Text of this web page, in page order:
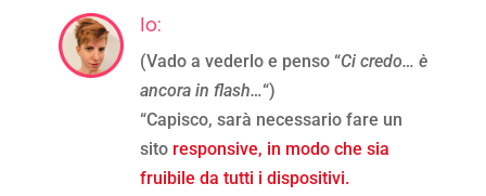
Io:
(Vado a vederlo e penso “Ci credo… è
ancora in flash…“)
“Capisco, sarà necessario fare un
sito responsive, in modo che sia
fruibile da tutti i dispositivi.